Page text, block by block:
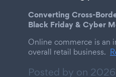
Converting Cross-
Black Friday & Cyber
Online commerce is an
overall retail business.
Posted by on